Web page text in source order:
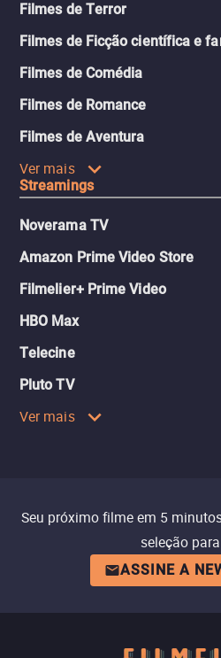
Filmes de Terror
Filmes de Ficção científica e
Filmes de Comédia
Filmes de Romance
Filmes de Aventura
Ver mais
Streamings
Noverama TV
Amazon Prime Video Store
Filmelier+ Prime Video
HBO Max
Telecine
Pluto TV
Ver mais
Seu próximo filme em 5
seleção
ASSINE A